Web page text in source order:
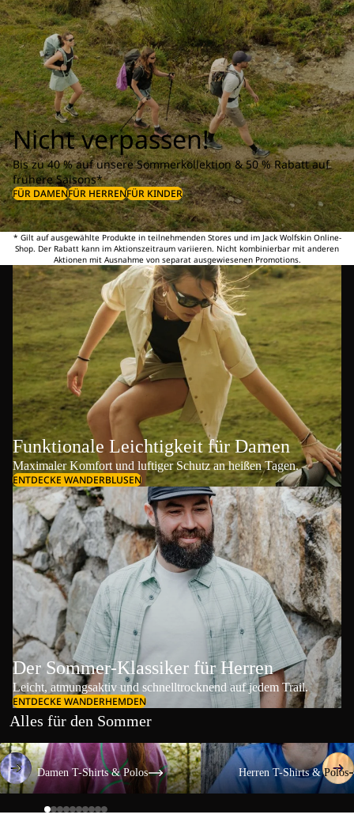
Nicht verpassen!
Bis zu 40 % auf unsere Sommerkollektion & 50 % Rabatt auf
frühere Saisons*
FÜR DAMENFÜR HERRENFÜR KINDER
* Gilt auf ausgewählte Produkte in teilnehmenden Stores und im Jack Wolfskin Online-
Shop. Der Rabatt kann im Aktionszeitraum variieren. Nicht kombinierbar mit anderen
Aktionen mit Ausnahme von separat ausgewiesenen Promotions.
Funktionale Leichtigkeit für Damen
Maximaler Komfort und luftiger Schutz an heißen Tagen.
ENTDECKE WANDERBLUSEN
Der Sommer-Klassiker für Herren
Leicht, atmungsaktiv und schnelltrocknend auf jedem Trail.
ENTDECKE WANDERHEMDEN
Alles für den Sommer
Damen T-Shirts & Polos
Damen T-Shirts & Polos
Herren T-Shirts & Polos
Herren T-Shirts & Polos